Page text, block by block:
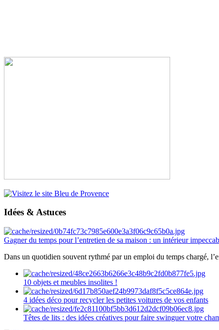
Idées & Astuces
Gagner du temps pour l’entretien de sa maison : un intérieur
Dans un quotidien souvent rythmé par un emploi du temps chargé,
10 objets et meubles insolites !
4 idées déco pour recycler les petites voitures de vos enfants
Têtes de lits : des idées créatives pour faire swinguer votre